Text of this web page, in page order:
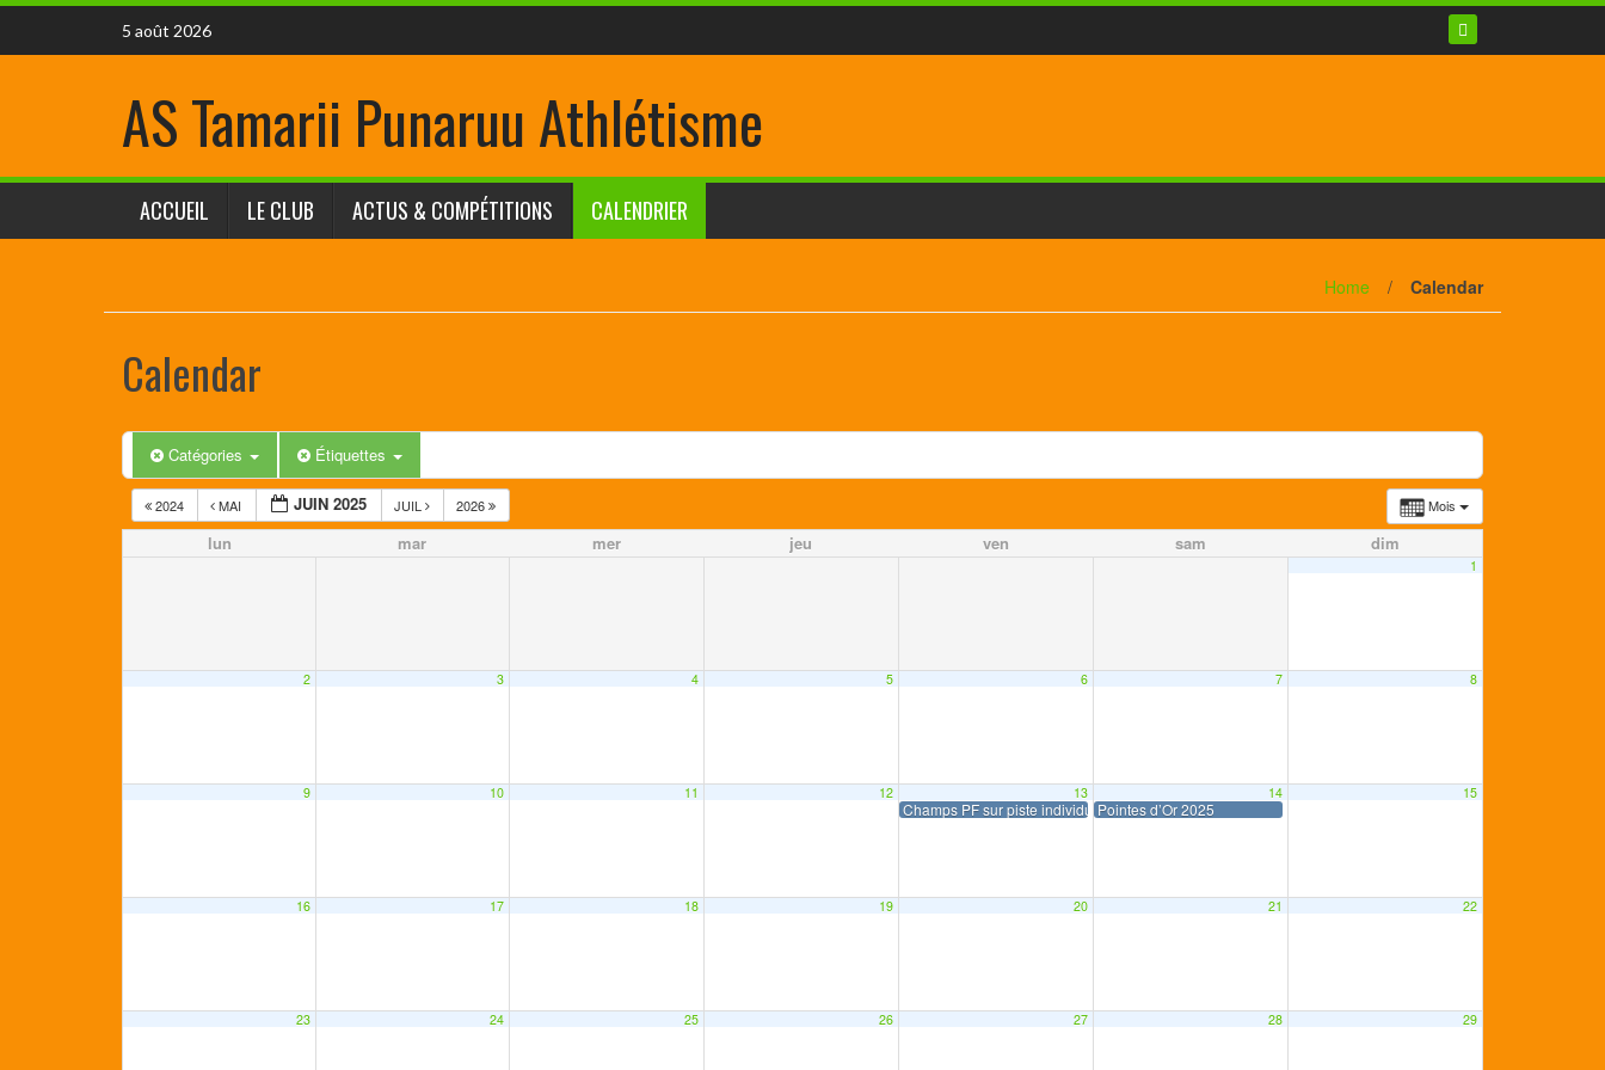
5 août 2026
AS Tamarii Punaruu Athlétisme
ACCUEIL LE CLUB ACTUS & COMPÉTITIONS CALENDRIER
Home / Calendar
Calendar
Catégories Étiquettes
Mois
2024 MAI JUIN 2025 JUIL 2026
lun mar mer jeu ven sam dim
1
2 3 4 5 6 7 8
9 10 11 12 13
Champs PF sur piste individuel 2025
14
Pointes d’Or 2025
15
16 17 18 19 20 21 22
23 24 25 26 27 28 29